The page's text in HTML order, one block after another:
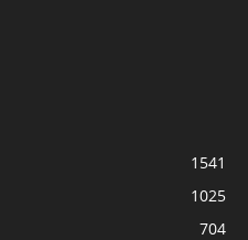
1541
1025
704